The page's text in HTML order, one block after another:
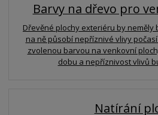
Barvy na dřevo pro
Dřevěné plochy exteriéru by
na ně působí nepříznivé vlivy
zvolenou barvou na venkovní
dobu a nepříznivost vlivů
Natírání